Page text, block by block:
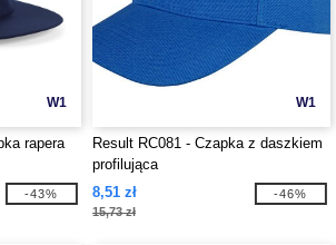
W1
rapera
-43%
W1
Result RC081 - Czapka z daszkiem
profilująca
8,51 zł
15,73 zł
-46%